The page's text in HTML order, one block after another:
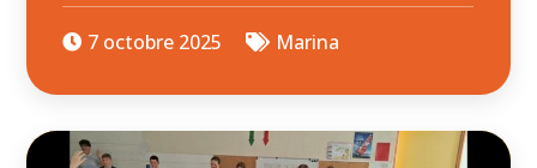
7 octobre 2025 Marina